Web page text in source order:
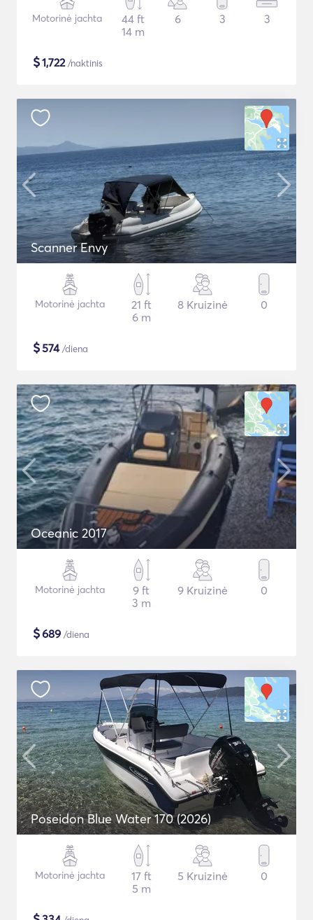
Motorinė jachta
44 ft
14 m
6 3 3
$1,722/naktinis
Scanner Envy
Motorinė jachta
21 ft
6 m
8 Kruizinė 0
$574/diena
Oceanic 2017
Motorinė jachta
9 ft
3 m
9 Kruizinė 0
$689 /diena
Poseidon Blue Water 170 (2026)
Motorinė jachta
17 ft
5 m
5 Kruizinė 0